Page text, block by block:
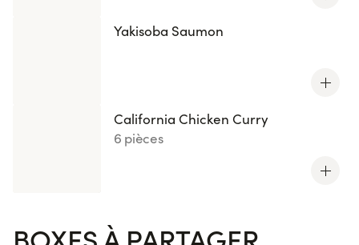
Yakisoba Saumon
California Chicken Curry
6 pièces